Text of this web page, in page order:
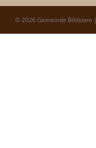
© 2026 Gemeinde Bildstein |